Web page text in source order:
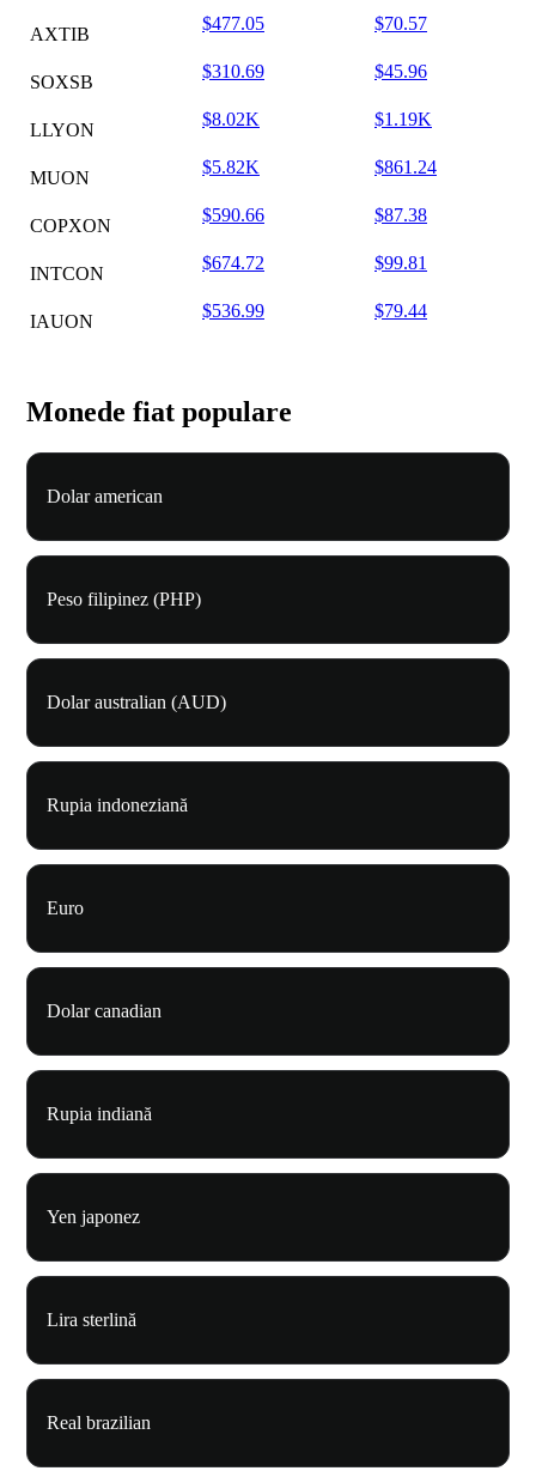
AXTIB
$477.05 $70.57
SOXSB
$310.69 $45.96
LLYON
$8.02K $1.19K
MUON
$5.82K $861.24
COPXON
$590.66 $87.38
INTCON
$674.72 $99.81
IAUON
$536.99 $79.44
Monede fiat populare
Dolar american
Peso filipinez (PHP)
Dolar australian (AUD)
Rupia indoneziană
Euro
Dolar canadian
Rupia indiană
Yen japonez
Lira sterlină
Real brazilian